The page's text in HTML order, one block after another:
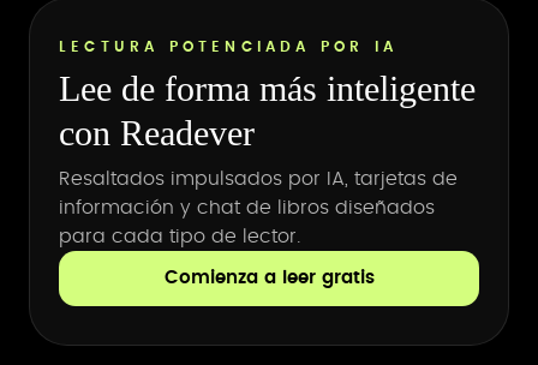
LECTURA POTENCIADA POR IA
Lee de forma más inteligente
con Readever
Resaltados impulsados por IA, tarjetas de
información y chat de libros diseñados
para cada tipo de lector.
Comienza a leer gratis